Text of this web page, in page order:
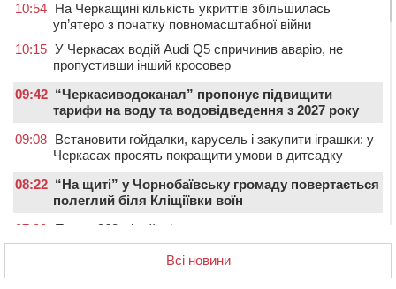
10:54 На Черкащині кількість укриттів збільшилась
уп’ятеро з початку повномасштабної війни
10:15 У Черкасах водій Audi Q5 спричинив аварію, не
пропустивши інший кросовер
09:42 “Черкасиводоканал” пропонує підвищити
тарифи на воду та водовідведення з 2027 року
09:08 Встановити гойдалки, карусель і закупити іграшки: у
Черкасах просять покращити умови в дитсадку
08:22 “На щиті” у Чорнобаївську громаду повертається
полеглий біля Кліщіївки воїн
07:30
Понад 968 мільйонів гривень земельного податку
сплатили на Черкащині
06 СЕРПНЯ 2026, ЧЕТВЕР
Всі новини